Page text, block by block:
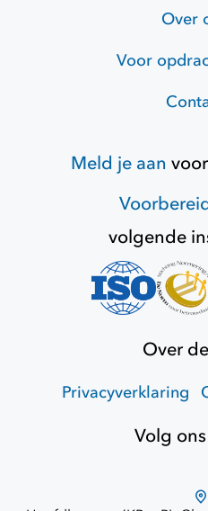
Over
Voor
Meld je aan
volgende
Over
Privacyverklaring
Volg